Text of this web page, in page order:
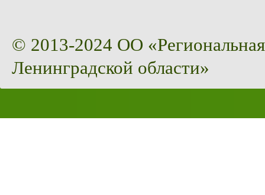
© 2013-2024 ОО
Ленинградской области»